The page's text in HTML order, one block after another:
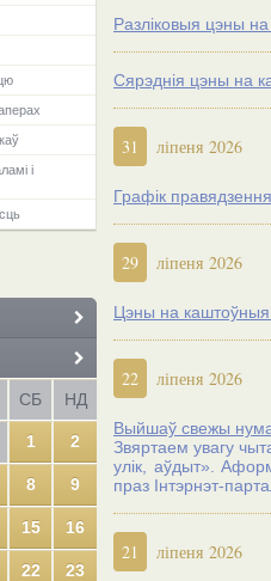
і
СБ НД
1 2
8 9
15 16
22 23
Разліковыя цэны
Сярэднія цэны на
31 ліпеня 2026
Графік
29 ліпеня 2026
Цэны на каштоўныя
22 ліпеня 2026
Выйшаў свежы
Звяртаем увагу
улік, аўдыт».
праз Iнтэрнэт-
21 ліпеня 2026